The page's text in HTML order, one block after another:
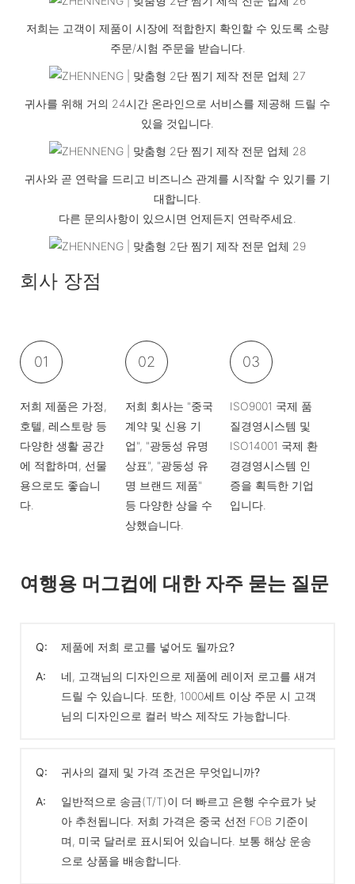
저희는 고객이 제품이 시장에 적합한지 확인할 수 있도록 소량
주문/시험 주문을 받습니다.
귀사를 위해 거의 24시간 온라인으로 서비스를 제공해 드릴 수
있을 것입니다.
귀사와 곧 연락을 드리고 비즈니스 관계를 시작할 수 있기를 기
대합니다.
다른 문의사항이 있으시면 언제든지 연락주세요.
회사 장점
01
저희 제품은 가정,
호텔, 레스토랑 등
다양한 생활 공간
에 적합하며, 선물
용으로도 좋습니
다.
02
저희 회사는 "중국
계약 및 신용 기
업", "광둥성 유명
상표", "광둥성 유
명 브랜드 제품"
등 다양한 상을 수
상했습니다.
03
ISO9001 국제 품
질경영시스템 및
ISO14001 국제 환
경경영시스템 인
증을 획득한 기업
입니다.
여행용 머그컵에 대한 자주 묻는 질문
Q: 제품에 저희 로고를 넣어도 될까요?
A:
네, 고객님의 디자인으로 제품에 레이저 로고를 새겨
드릴 수 있습니다. 또한, 1000세트 이상 주문 시 고객
님의 디자인으로 컬러 박스 제작도 가능합니다.
Q: 귀사의 결제 및 가격 조건은 무엇입니까?
A:
일반적으로 송금(T/T)이 더 빠르고 은행 수수료가 낮
아 추천됩니다. 저희 가격은 중국 선전 FOB 기준이
며, 미국 달러로 표시되어 있습니다. 보통 해상 운송
으로 상품을 배송합니다.